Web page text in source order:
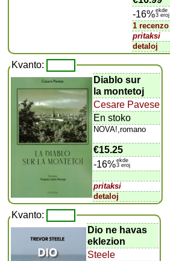
-16%ekde
3 eroj
1 recenzo
pritaksi
detaloj
Kvanto:
Diablo sur
la montetoj
Cesare Pavese
En stoko
NOVA!,romano
€15.25
-16%ekde
3 eroj
pritaksi
detaloj
Kvanto:
Dio ne havas
eklezion
Steele